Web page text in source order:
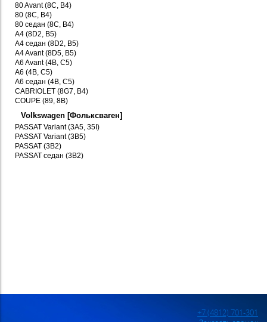
80 Avant (8C, B4)
80 (8C, B4)
80 седан (8C, B4)
A4 (8D2, B5)
A4 седан (8D2, B5)
A4 Avant (8D5, B5)
A6 Avant (4B, C5)
A6 (4B, C5)
A6 седан (4B, C5)
CABRIOLET (8G7, B4)
COUPE (89, 8B)
Volkswagen [Фольксваген]
PASSAT Variant (3A5, 35I)
PASSAT Variant (3B5)
PASSAT (3B2)
PASSAT седан (3B2)
+7 (4812) 701-301